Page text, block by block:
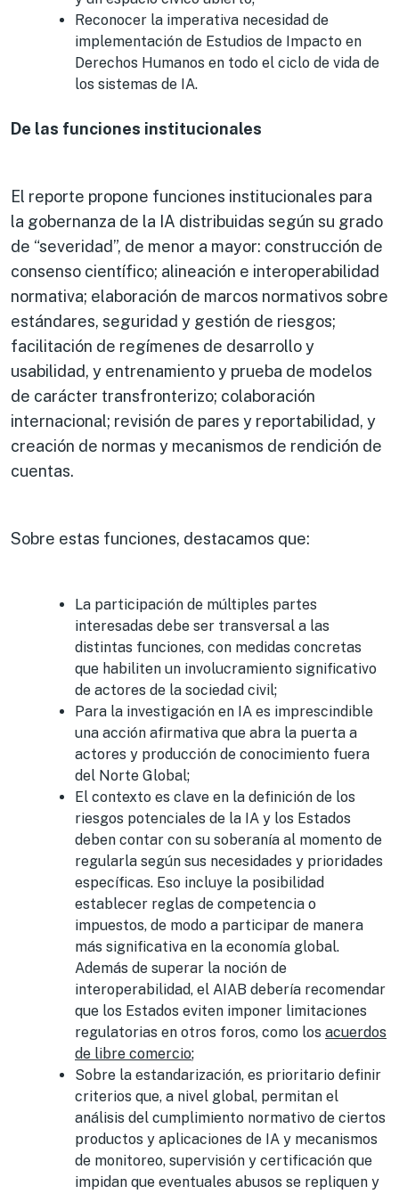
Reconocer la imperativa necesidad de
implementación de Estudios de Impacto en
Derechos Humanos en todo el ciclo de vida de
los sistemas de IA.
De las funciones institucionales
El reporte propone funciones institucionales para
la gobernanza de la IA distribuidas según su grado
de “severidad”, de menor a mayor: construcción de
consenso científico; alineación e interoperabilidad
normativa; elaboración de marcos normativos sobre
estándares, seguridad y gestión de riesgos;
facilitación de regímenes de desarrollo y
usabilidad, y entrenamiento y prueba de modelos
de carácter transfronterizo; colaboración
internacional; revisión de pares y reportabilidad, y
creación de normas y mecanismos de rendición de
cuentas.
Sobre estas funciones, destacamos que:
La participación de múltiples partes
interesadas debe ser transversal a las
distintas funciones, con medidas concretas
que habiliten un involucramiento significativo
de actores de la sociedad civil;
Para la investigación en IA es imprescindible
una acción afirmativa que abra la puerta a
actores y producción de conocimiento fuera
del Norte Global;
El contexto es clave en la definición de los
riesgos potenciales de la IA y los Estados
deben contar con su soberanía al momento de
regularla según sus necesidades y prioridades
específicas. Eso incluye la posibilidad
establecer reglas de competencia o
impuestos, de modo a participar de manera
más significativa en la economía global.
Además de superar la noción de
interoperabilidad, el AIAB debería recomendar
que los Estados eviten imponer limitaciones
regulatorias en otros foros, como los acuerdos
de libre comercio;
Sobre la estandarización, es prioritario definir
criterios que, a nivel global, permitan el
análisis del cumplimiento normativo de ciertos
productos y aplicaciones de IA y mecanismos
de monitoreo, supervisión y certificación que
impidan que eventuales abusos se repliquen y